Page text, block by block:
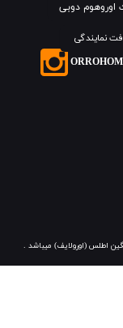
اوروهوم دوبی
اطلس (اورولایف) میباشد .
نمایندگی